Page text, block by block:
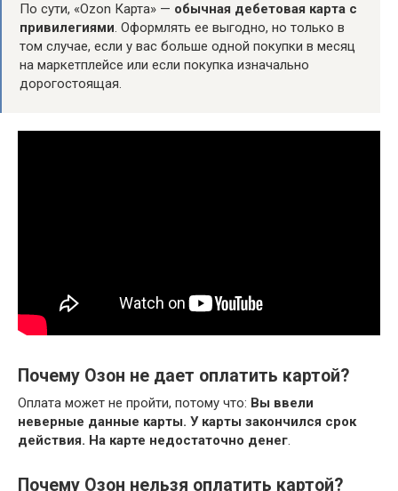
По сути, «Ozon Карта» — обычная дебетовая карта с
привилегиями. Оформлять ее выгодно, но только в
том случае, если у вас больше одной покупки в месяц
на маркетплейсе или если покупка изначально
дорогостоящая.
Почему Озон не дает оплатить картой?
Оплата может не пройти, потому что: Вы ввели
неверные данные карты. У карты закончился срок
действия. На карте недостаточно денег.
Почему Озон нельзя оплатить картой?